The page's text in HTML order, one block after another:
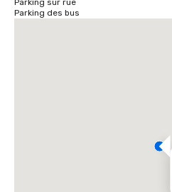
de la baie de San Francisco,
est disponible sur place pour les
Parking des bus